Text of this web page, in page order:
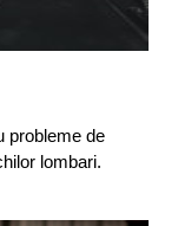
probleme de
lombari.